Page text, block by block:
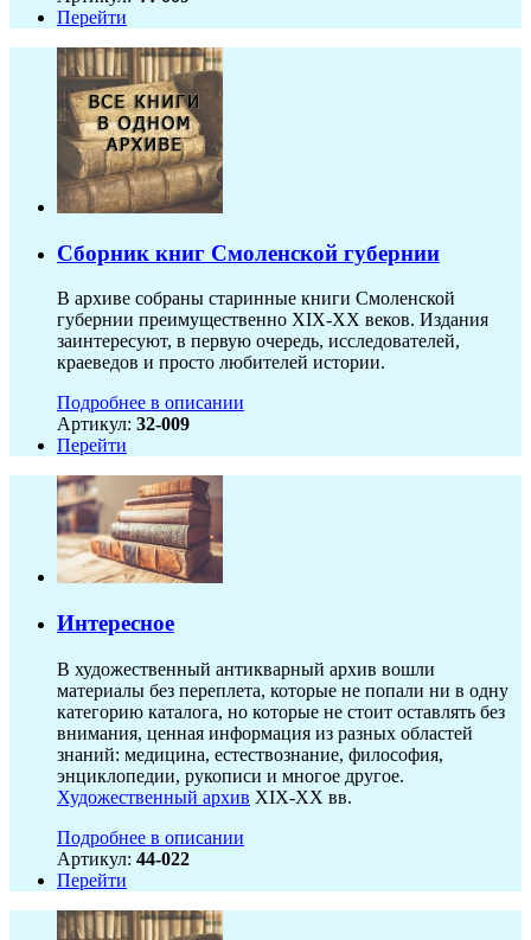
Перейти
Сборник книг Смоленской губернии
В архиве собраны старинные книги Смоленской
губернии преимущественно XIX-ХХ веков. Издания
заинтересуют, в первую очередь, исследователей,
краеведов и просто любителей истории.
Подробнее в описании
Артикул: 32-009
Перейти
Интересное
В художественный антикварный архив вошли
материалы без переплета, которые не попали ни в одну
категорию каталога, но которые не стоит оставлять без
внимания, ценная информация из разных областей
знаний: медицина, естествознание, философия,
энциклопедии, рукописи и многое другое.
Художественный архив XIX-XX вв.
Подробнее в описании
Артикул: 44-022
Перейти